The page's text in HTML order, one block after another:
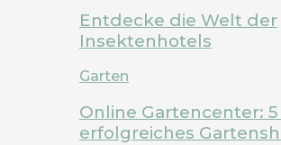
Entdecke die Welt der
Insektenhotels
Garten
Online Gartencenter:
erfolgreiches